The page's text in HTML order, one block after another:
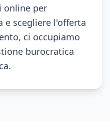
online per
e scegliere l'offerta
ci occupiamo
burocratica